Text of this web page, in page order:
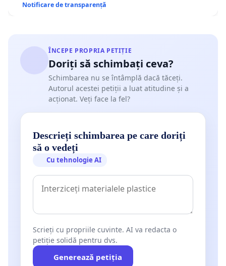
Notificare de transparență
ÎNCEPE PROPRIA PETIȚIE
Doriți să schimbați ceva?
Schimbarea nu se întâmplă dacă tăceți.
Autorul acestei petiții a luat atitudine și a
acționat. Veți face la fel?
Descrieți schimbarea pe care doriți
să o vedeți
Cu tehnologie AI
Scrieți cu propriile cuvinte. AI va redacta o
petiție solidă pentru dvs.
Generează petiția